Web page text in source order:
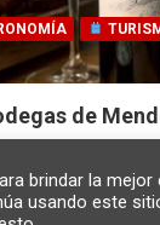
de
brindar la mejor
usando este